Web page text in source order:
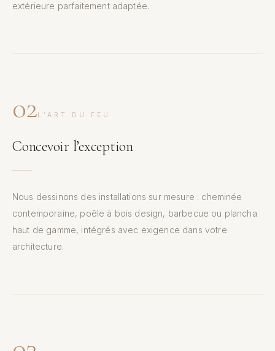
extérieure parfaitement adaptée.
02 L’ART DU FEU
Concevoir l’exception
Nous dessinons des installations sur mesure : cheminée
contemporaine, poêle à bois design, barbecue ou plancha
haut de gamme, intégrés avec exigence dans votre
architecture.